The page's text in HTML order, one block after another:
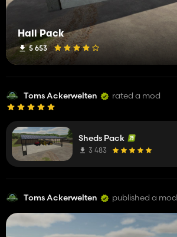
Hall Pack
5 653
Toms Ackerwelten rated a mod
Sheds Pack
3 483
Toms Ackerwelten published a mod